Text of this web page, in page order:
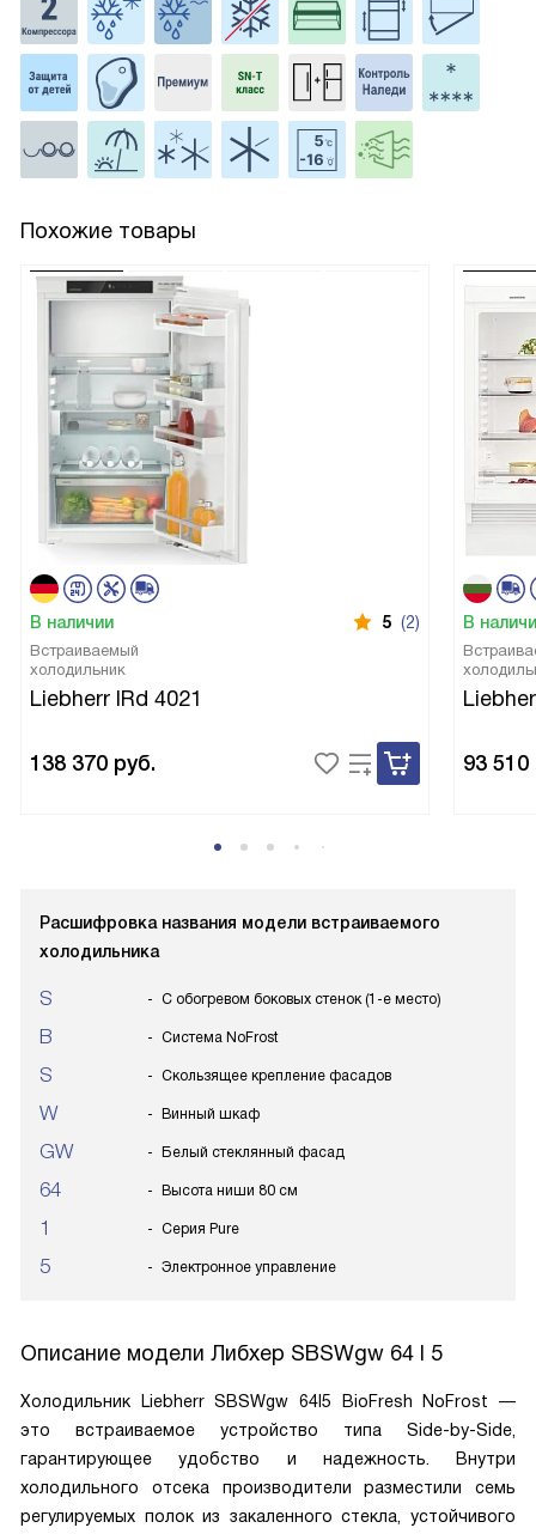
Похожие товары
В наличии 5 (2)
Встраиваемый
холодильник
Liebherr IRd 4021
138 370 руб.
В
93 510
Расшифровка названия модели встраиваемого
холодильника
S С обогревом боковых стенок (1-е место)
B Система NoFrost
S Скользящее крепление фасадов
W Винный шкаф
GW Белый стеклянный фасад
64 Высота ниши 80 см
1 Серия Pure
5 Электронное управление
Описание модели Либхер SBSWgw 64 I 5
Холодильник Liebherr SBSWgw 64I5 BioFresh NoFrost —
это встраиваемое устройство типа Side-by-Side,
гарантирующее удобство и надежность. Внутри
холодильного отсека производители разместили семь
регулируемых полок из закаленного стекла, устойчивого